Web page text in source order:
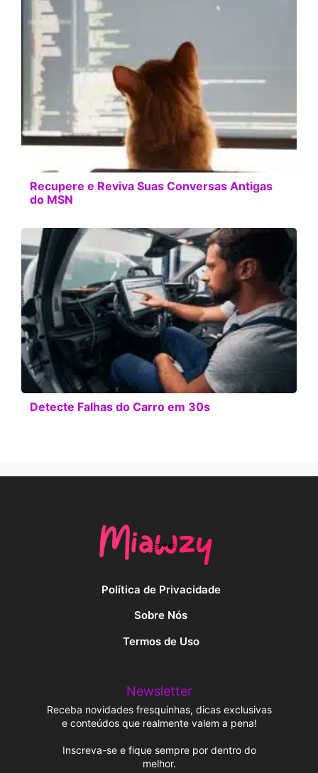
Recupere e Reviva Suas Conversas Antigas
do MSN
Detecte Falhas do Carro em 30s
Política de Privacidade
Sobre Nós
Termos de Uso
Newsletter
Receba novidades fresquinhas, dicas exclusivas
e conteúdos que realmente valem a pena!
Inscreva-se e fique sempre por dentro do
melhor.